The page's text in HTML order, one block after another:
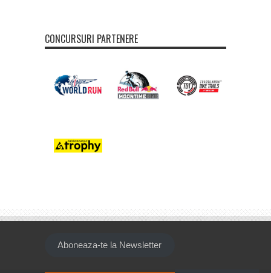
CONCURSURI PARTENERE
Aboneaza-te la Newsletter